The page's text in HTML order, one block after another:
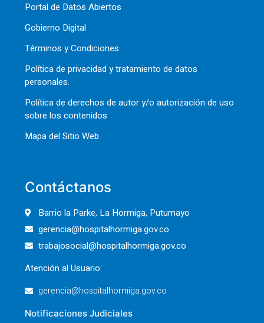
Portal de Datos Abiertos
Gobierno Digital
Términos y Condiciones
Política de privacidad y tratamiento de datos
personales.
Política de derechos de autor y/o autorización de uso
sobre los contenidos
Mapa del Sitio Web
Contáctanos
Barrio la Parke, La Hormiga, Putumayo
gerencia@hospitalhormiga.gov.co
trabajosocial@hospitalhormiga.gov.co
Atención al Usuario:
gerencia@hospitalhormiga.gov.co
Notificaciones Judiciales